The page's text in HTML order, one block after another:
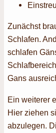
Zunächst
Schlafen.
schlafen
Gans
Ein weiterer
Hier ziehen
abzulegen.